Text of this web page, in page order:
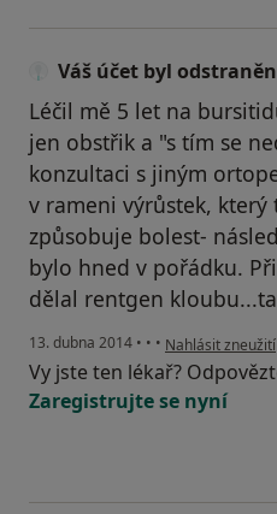
Váš účet byl odstraněn
Léčil mě 5 let na
jen obstřik a "s tím se
konzultaci s jiným
v rameni výrůstek, který
způsobuje bolest-
bylo hned v pořádku.
dělal rentgen
13. dubna 2014 • • • podle názoru
Nahlásit zneužití
Vy jste ten lékař?
Zaregistrujte se nyní